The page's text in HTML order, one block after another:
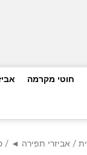
חוטי מקרמה
/ אביזרי תפירה ◄ /